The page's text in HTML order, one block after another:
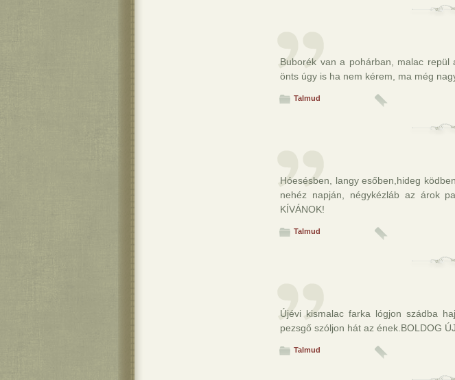
Buborék van a pohárban, malac repül
önts úgy is ha nem kérem, ma még
Talmud
Hóesésben, langy esőben,hideg
nehéz napján, négykézláb az árok
KÍVÁNOK!
Talmud
Újévi kismalac farka lógjon szádba
pezsgő szóljon hát az ének.BOLDOG
Talmud